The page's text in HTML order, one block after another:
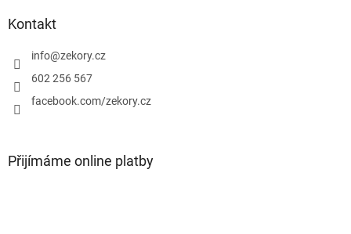
Kontakt
info@zekory.cz
602 256 567
facebook.com/zekory.cz
Přijímáme online platby